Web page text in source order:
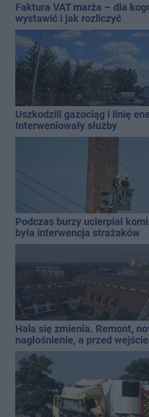
Faktura VAT marża – dla
wystawić i jak rozliczyć
Uszkodzili gazociąg i linię
Interweniowały służby
Podczas burzy ucierpiał
była interwencja strażaków
Hala się zmienia. Remont,
nagłośnienie, a przed
QEMETICA ARENA